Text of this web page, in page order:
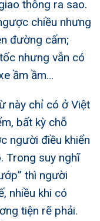
thông ra sao.
chiều nhưng
đường cấm;
nhưng vẫn có
ầm ầm…
này chỉ có ở Việt
bất kỳ chỗ
người điều khiển
Trong suy nghĩ
thì người
nhiều khi có
tiện rẽ phải.